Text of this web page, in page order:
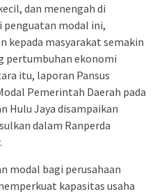
dan menengah di
penguatan modal ini,
kepada masyarakat semakin
pertumbuhan ekonomi
itu, laporan Pansus
Pemerintah Daerah pada
Hulu Jaya disampaikan
dalam Ranperda
modal bagi perusahaan
kapasitas usaha